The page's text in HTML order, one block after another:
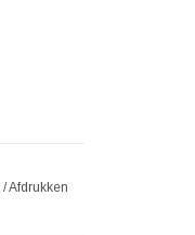
/Afdrukken